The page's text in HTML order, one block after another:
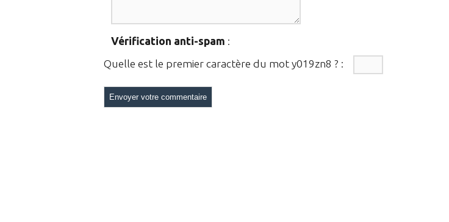
Vérification anti-spam :
Quelle est le premier caractère du mot y019zn8 ? :